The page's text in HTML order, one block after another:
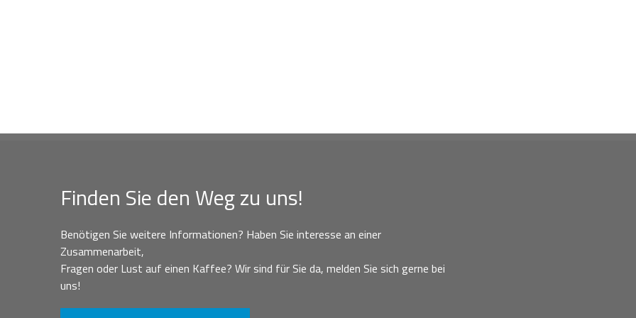
Finden Sie den Weg zu uns!
Benötigen Sie weitere Informationen? Haben Sie interesse an einer
Zusammenarbeit,
Fragen oder Lust auf einen Kaffee? Wir sind für Sie da, melden Sie sich gerne bei
uns!